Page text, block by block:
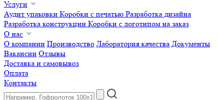
Услуги
Аудит упаковки Коробки с печатью Разработка дизайна
Разработка конструкции Коробки с логотипом на заказ
О нас
О компании Производство Лаборатория качества Документы
Вакансии Отзывы
Доставка и самовывоз
Оплата
Контакты